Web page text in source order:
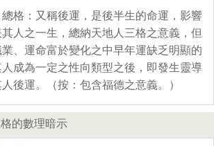
格：又稱後運，是後半生的命運，影響
人之一生，總納天地人三格之意義，但
、運命富於變化之中早年運缺乏明顯的
成為一定之性向類型之後，即發生靈導
後運。（按：包含福德之意義。）
的數理暗示